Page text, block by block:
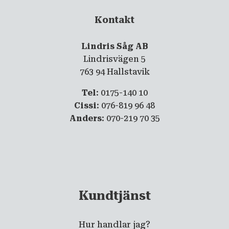
Kontakt
Lindris Såg AB
Lindrisvägen 5
763 94 Hallstavik
Tel: 0175-140 10
Cissi: 076-819 96 48
Anders: 070-219 70 35
Kundtjänst
Hur handlar jag?